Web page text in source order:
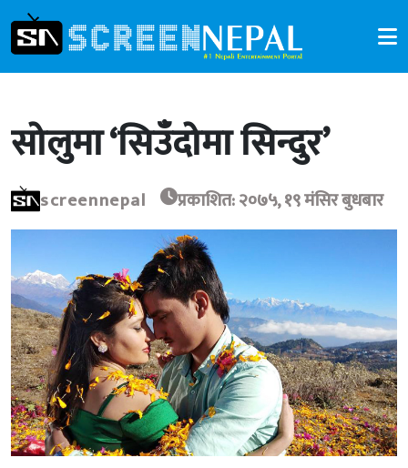
सोलुमा ‘सिउँदोमा सिन्दुर’
screennepal प्रकाशित: २०७५, १९ मंसिर बुधबार